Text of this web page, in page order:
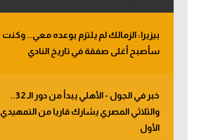
بيزيرا: الزمالك لم يلتزم بوعده معي.. وكنت
سأصبح أغلى صفقة في تاريخ النادي
خبر في الجول - الأهلي يبدأ من دور الـ 32..
والثلاثي المصري يشارك قاريا من التمهيدي
الأول